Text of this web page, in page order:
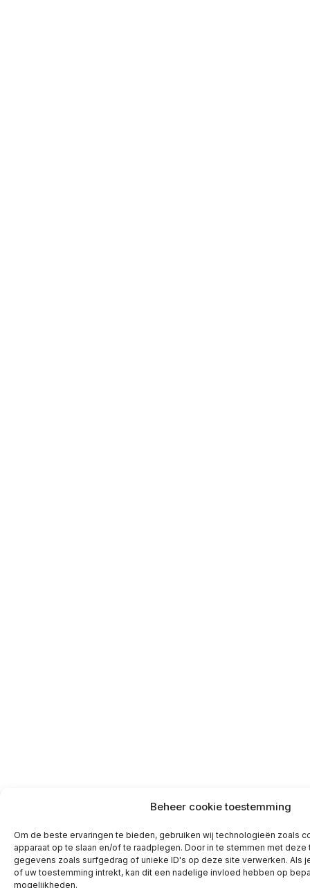
Beheer cookie toestemming
Om de beste ervaringen te bieden, gebruiken wij technologieën zoals
apparaat op te slaan en/of te raadplegen. Door in te stemmen met
gegevens zoals surfgedrag of unieke ID's op deze site verwerken. Als
of uw toestemming intrekt, kan dit een nadelige invloed hebben op
mogelijkheden.